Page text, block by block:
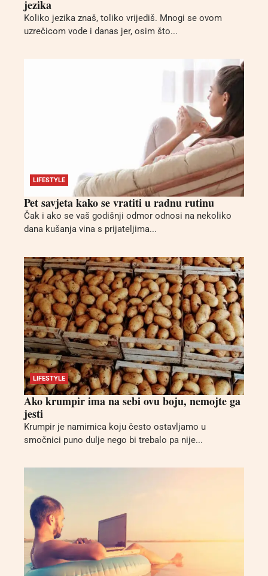
jezika
Koliko jezika znaš, toliko vrijediš. Mnogi se ovom
uzrečicom vode i danas jer, osim što...
LIFESTYLE
Pet savjeta kako se vratiti u radnu rutinu
Čak i ako se vaš godišnji odmor odnosi na nekoliko
dana kušanja vina s prijateljima...
LIFESTYLE
Ako krumpir ima na sebi ovu boju, nemojte ga
jesti
Krumpir je namirnica koju često ostavljamo u
smočnici puno dulje nego bi trebalo pa nije...